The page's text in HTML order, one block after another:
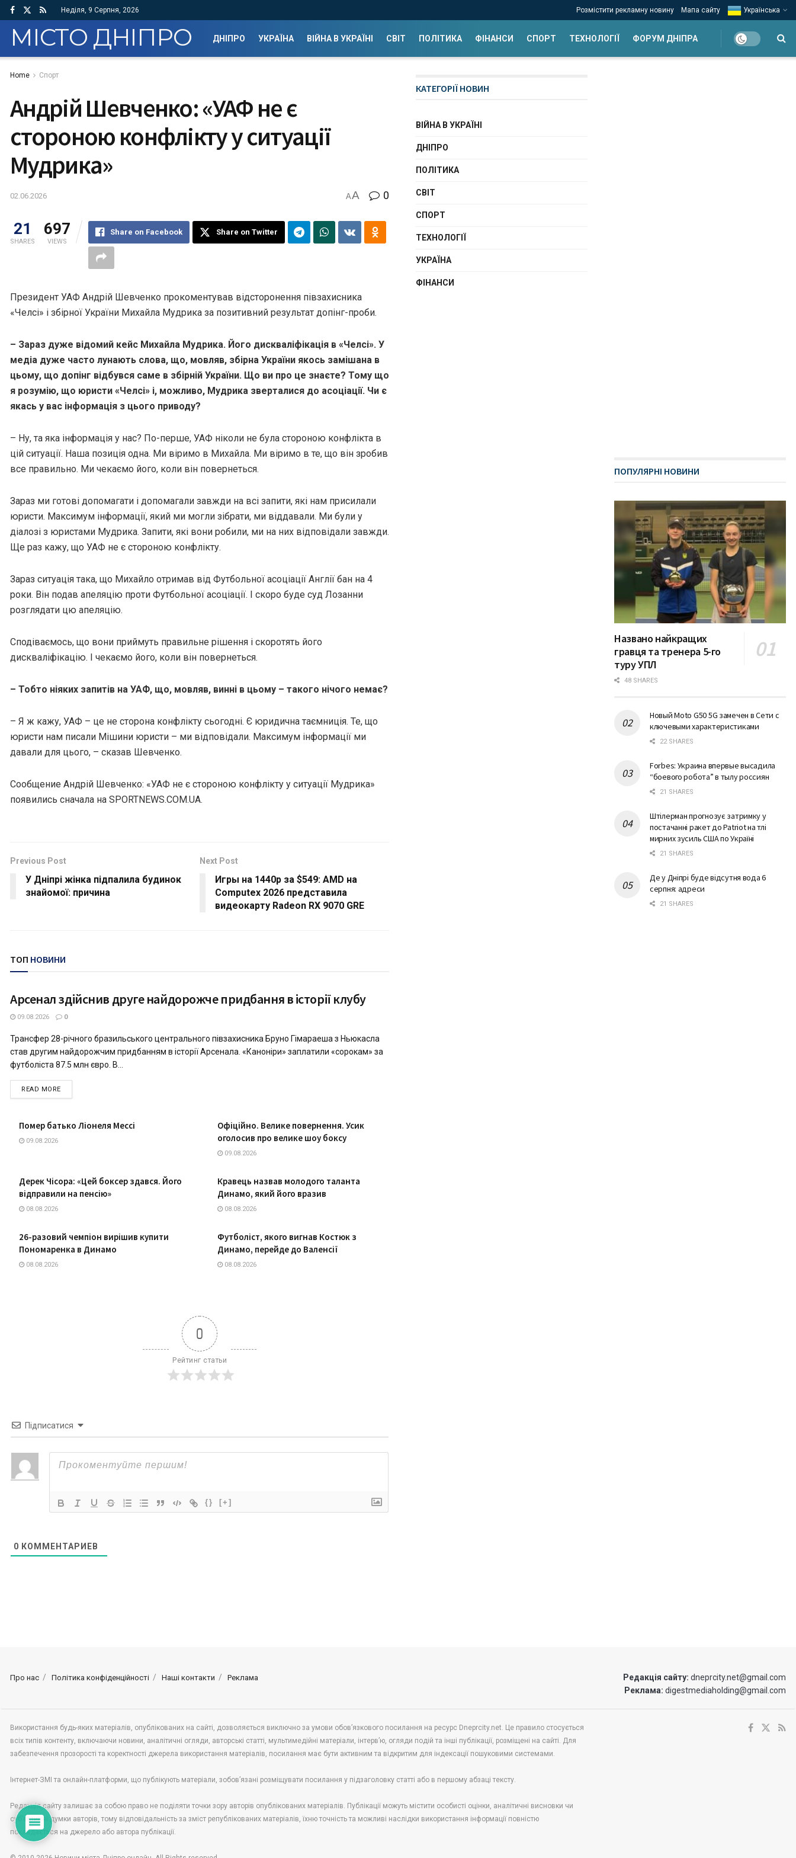
Неділя, 9 Серпня, 2026 Розмістити рекламну новину Мапа сайту Українська
МІСТО ДНІПРО ДНІПРО УКРАЇНА ВІЙНА В УКРАЇНІ СВІТ ПОЛІТИКА ФІНАНСИ СПОРТ ТЕХНОЛОГІЇ ФОРУМ ДНІПРА
Home Спорт
Андрій Шевченко: «УАФ не є
стороною конфлікту у ситуації
Мудрика»
02.06.2026 AA 0
21
SHARES
697
VIEWS
Share on Facebook Share on Twitter
Президент УАФ Андрій Шевченко прокоментував відсторонення півзахисника
«Челсі» і збірної України Михайла Мудрика за позитивний результат допінг-проби.
– Зараз дуже відомий кейс Михайла Мудрика. Його дискваліфікація в «Челсі». У
медіа дуже часто лунають слова, що, мовляв, збірна України якось замішана в
цьому, що допінг відбувся саме в збірній України. Що ви про це знаєте? Тому що
я розумію, що юристи «Челсі» і, можливо, Мудрика зверталися до асоціації. Чи є
якась у вас інформація з цього приводу?
– Ну, та яка інформація у нас? По-перше, УАФ ніколи не була стороною конфлікта в
цій ситуації. Наша позиція одна. Ми віримо в Михайла. Ми віримо в те, що він зробив
все правильно. Ми чекаємо його, коли він повернеться.
Зараз ми готові допомагати і допомагали завжди на всі запити, які нам присилали
юристи. Максимум інформації, який ми могли зібрати, ми віддавали. Ми були у
діалозі з юристами Мудрика. Запити, які вони робили, ми на них відповідали завжди.
Ще раз кажу, що УАФ не є стороною конфлікту.
Зараз ситуація така, що Михайло отримав від Футбольної асоціації Англії бан на 4
роки. Він подав апеляцію проти Футбольної асоціації. І скоро буде суд Лозанни
розглядати цю апеляцію.
Сподіваємось, що вони приймуть правильне рішення і скоротять його
дискваліфікацію. І чекаємо його, коли він повернеться.
– Тобто ніяких запитів на УАФ, що, мовляв, винні в цьому – такого нічого немає?
– Я ж кажу, УАФ – це не сторона конфлікту сьогодні. Є юридична таємниція. Те, що
юристи нам писали Мішини юристи – ми відповідали. Максимум інформації ми
давали для цього, – сказав Шевченко.
Сообщение Андрій Шевченко: «УАФ не є стороною конфлікту у ситуації Мудрика»
появились сначала на SPORTNEWS.COM.UA.
Previous Post
У Дніпрі жінка підпалила будинок
знайомої: причина
Next Post
Игры на 1440p за $549: AMD на
Computex 2026 представила
видеокарту Radeon RX 9070 GRE
ТОП НОВИНИ
СПОРТ
Арсенал здійснив друге найдорожче придбання в історії клубу
09.08.2026 0
Трансфер 28-річного бразильського центрального півзахисника Бруно Гімараеша з Ньюкасла
став другим найдорожчим придбанням в історії Арсенала. «Каноніри» заплатили «cорокам» за
футболіста 87.5 млн євро. В...
READ MOREDETAILS
Помер батько Ліонеля Мессі
09.08.2026
Офіційно. Велике повернення. Усик
оголосив про велике шоу боксу
09.08.2026
Дерек Чісора: «Цей боксер здався. Його
відправили на пенсію»
08.08.2026
Кравець назвав молодого таланта
Динамо, який його вразив
08.08.2026
26-разовий чемпіон вирішив купити
Пономаренка в Динамо
08.08.2026
Футболіст, якого вигнав Костюк з
Динамо, перейде до Валенсії
08.08.2026
0
Рейтинг статьи
Підписатися
{} [+]
0 КОММЕНТАРИЕВ
КАТЕГОРІЇ НОВИН
ВІЙНА В УКРАЇНІ
ДНІПРО
ПОЛІТИКА
СВІТ
СПОРТ
ТЕХНОЛОГІЇ
УКРАЇНА
ФІНАНСИ
ПОПУЛЯРНІ НОВИНИ
Названо найкращих
гравця та тренера 5-го
туру УПЛ
48 SHARES
Новый Moto G50 5G замечен в Сети с
ключевыми характеристиками
22 SHARES
Forbes: Украина впервые высадила
“боевого робота” в тылу россиян
21 SHARES
Штілерман прогнозує затримку у
постачанні ракет до Patriot на тлі
мирних зусиль США по Україні
21 SHARES
Де у Дніпрі буде відсутня вода 6
серпня: адреси
21 SHARES
Про нас Політика конфіденційності Наші контакти Реклама Редакція сайту: dneprcity.net@gmail.com
Реклама: digestmediaholding@gmail.com
Використання будь-яких матеріалів, опублікованих на сайті, дозволяється виключно за умови обов’язкового посилання на ресурс Dneprcity.net. Це правило стосується
всіх типів контенту, включаючи новини, аналітичні огляди, авторські статті, мультимедійні матеріали, інтерв’ю, огляди подій та інші публікації, розміщені на сайті. Для
забезпечення прозорості та коректності джерела використання матеріалів, посилання має бути активним та відкритим для індексації пошуковими системами.
Інтернет-ЗМІ та онлайн-платформи, що публікують матеріали, зобов’язані розміщувати посилання у підзаголовку статті або в першому абзаці тексту.
Редакція сайту залишає за собою право не поділяти точки зору авторів опублікованих матеріалів. Публікації можуть містити особисті оцінки, аналітичні висновки чи
суб’єктивні думки авторів, тому відповідальність за зміст републікованих матеріалів, їхню точність та можливі наслідки використання інформації повністю
покладається на джерело або автора публікації.